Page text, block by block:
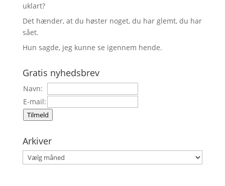
uklart?
Det hænder, at du høster noget, du har glemt, du har
sået.
Hun sagde, jeg kunne se igennem hende.
Gratis nyhedsbrev
Navn:
E-mail:
Tilmeld
Arkiver
Arkiver